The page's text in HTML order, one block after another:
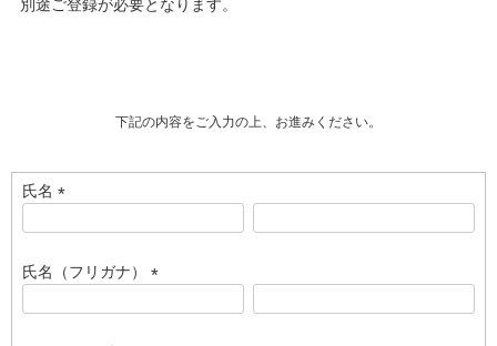
別途ご登録が必要となります。
下記の内容をご入力の上、お進みください。
氏名
須
)
氏名（フリガナ）